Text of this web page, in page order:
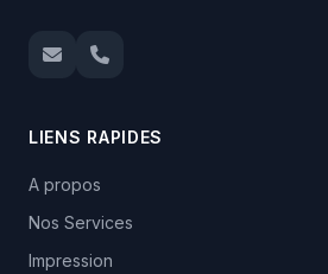
LIENS RAPIDES
A propos
Nos Services
Impression